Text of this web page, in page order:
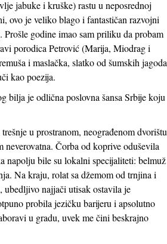
jabuke i kruške) rastu u neposrednoj
ovo je veliko blago i fantastičan razvojni
Prošle godine imao sam priliku da probam
porodica Petrović (Marija, Miodrag i
i maslačka, slatko od šumskih jagoda
kao poezija.
bilja je odlična poslovna šansa Srbije koju
u prostranom, neograđenom dvorištu
Čorba od koprive oduševila
napolju bile su lokalni specijaliteti: belmuž
Na kraju, rolat sa džemom od trnjina i
ubedljivo najjači utisak ostavila je
probila jezičku barijeru i apsolutno
u gradu, uvek me čini beskrajno